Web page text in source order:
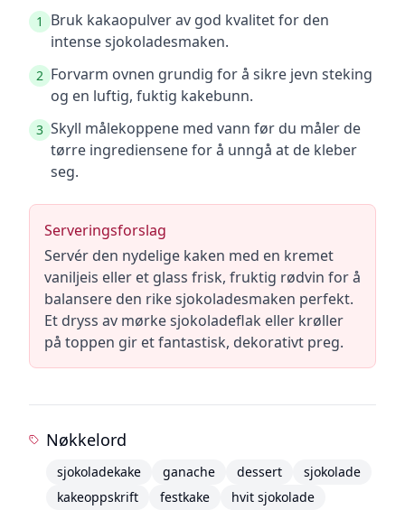
1
Bruk kakaopulver av god kvalitet for den
intense sjokoladesmaken.
2 Forvarm ovnen grundig for å sikre jevn steking
og en luftig, fuktig kakebunn.
3 Skyll målekoppene med vann før du måler de
tørre ingrediensene for å unngå at de kleber
seg.
Serveringsforslag
Servér den nydelige kaken med en kremet
vaniljeis eller et glass frisk, fruktig rødvin for å
balansere den rike sjokoladesmaken perfekt.
Et dryss av mørke sjokoladeflak eller krøller
på toppen gir et fantastisk, dekorativt preg.
Nøkkelord
sjokoladekake ganache dessert
sjokolade
kakeoppskrift
festkake hvit sjokolade